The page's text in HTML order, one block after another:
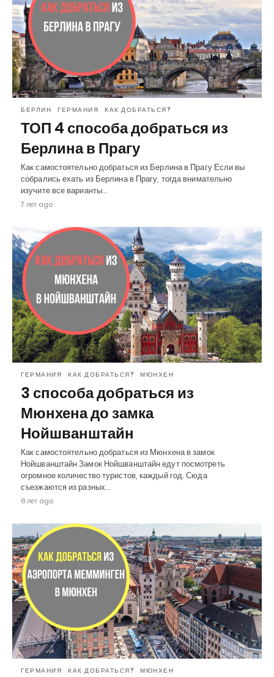
БЕРЛИН ГЕРМАНИЯ КАК ДОБРАТЬСЯ?
ТОП 4 способа добраться из
Берлина в Прагу
Как самостоятельно добраться из Берлина в Прагу Если вы
собрались ехать из Берлина в Прагу, тогда внимательно
изучите все варианты…
7 лет ago
ГЕРМАНИЯ КАК ДОБРАТЬСЯ? МЮНХЕН
3 способа добраться из
Мюнхена до замка
Нойшванштайн
Как самостоятельно добраться из Мюнхена в замок
Нойшванштайн Замок Нойшванштайн едут посмотреть
огромное количество туристов, каждый год. Сюда
съезжаются из разных…
8 лет ago
ГЕРМАНИЯ КАК ДОБРАТЬСЯ? МЮНХЕН